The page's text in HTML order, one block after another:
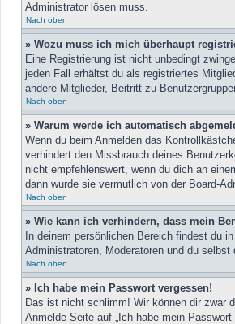
Administrator lösen muss.
Nach oben
» Wozu muss ich mich überhaupt
Eine Registrierung ist nicht unbedingt
jeden Fall erhältst du als registriertes
andere Mitglieder, Beitritt zu
Nach oben
» Warum werde ich automatisch
Wenn du beim Anmelden das
verhindert den Missbrauch deines
nicht empfehlenswert, wenn du dich an
dann wurde sie vermutlich von der Board-
Nach oben
» Wie kann ich verhindern, dass mein
In deinem persönlichen Bereich findest du
Administratoren, Moderatoren und du
Nach oben
» Ich habe mein Passwort vergessen!
Das ist nicht schlimm! Wir können dir zwar
Anmelde-Seite auf „Ich habe mein